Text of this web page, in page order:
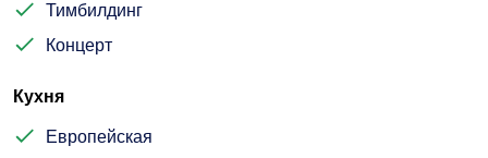
Тимбилдинг
Концерт
Кухня
Европейская